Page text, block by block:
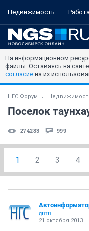
Недвижимость
На информационном
файлы. Оставаясь на
согласие на их
НГС.Форум
274283 999
1 2 3 4
guru
21 октября 2013